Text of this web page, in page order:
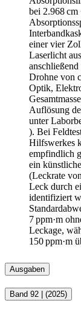
bei 2.968
einer vier
Laserlicht
Drohne von
Optik,
Auflösung
unter
). Bei
Hilfswerkes
empfindlich
ein
(Leckrate
Leck durch
identifiziert
7 ppm·m
Leckage,
150 ppm·m
Ausgaben
Band 92 (2025)